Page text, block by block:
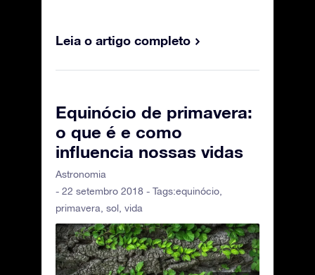
Leia o artigo completo
Equinócio de primavera:
o que é e como
influencia nossas vidas
Astronomia
- 22 setembro 2018 - Tags:equinócio
primavera sol vida